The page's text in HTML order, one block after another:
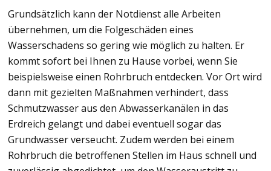
Grundsätzlich kann der Notdienst alle Arbeiten
übernehmen, um die Folgeschäden eines
Wasserschadens so gering wie möglich zu halten. Er
kommt sofort bei Ihnen zu Hause vorbei, wenn Sie
beispielsweise einen Rohrbruch entdecken. Vor Ort wird
dann mit gezielten Maßnahmen verhindert, dass
Schmutzwasser aus den Abwasserkanälen in das
Erdreich gelangt und dabei eventuell sogar das
Grundwasser verseucht. Zudem werden bei einem
Rohrbruch die betroffenen Stellen im Haus schnell und